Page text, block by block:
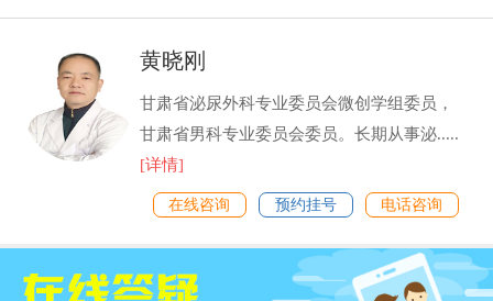
黄晓刚
甘肃省泌尿外科专业委员会微创学组委员，
甘肃省男科专业委员会委员。长期从事泌.....
[详情]
在线咨询 预约挂号 电话咨询